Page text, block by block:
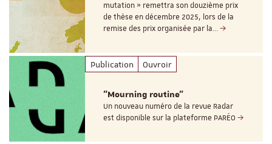
mutation » remettra son douzième prix
de thèse en décembre 2025, lors de la
remise des prix organisée par la…
Publication Ouvroir
"Mourning routine"
Un nouveau numéro de la revue Radar
est disponible sur la plateforme PARÉO